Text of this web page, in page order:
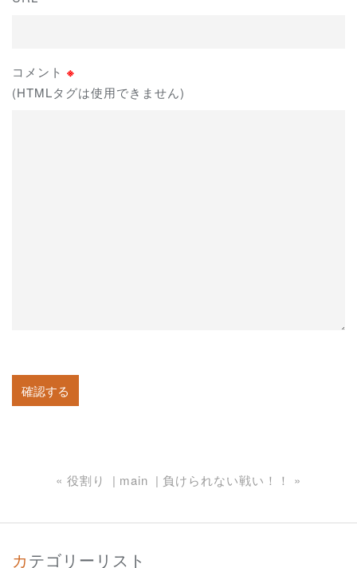
コメント ※
(HTMLタグは使用できません)
« 役割り main 負けられない戦い！！ »
カテゴリーリスト